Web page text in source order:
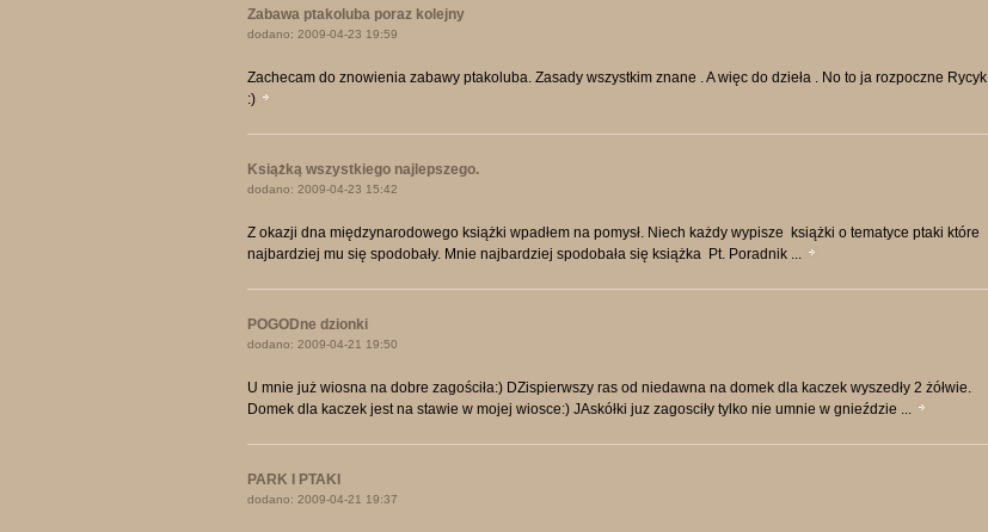
Zabawa ptakoluba poraz kolejny
dodano: 2009-04-23 19:59
Zachecam do znowienia zabawy ptakoluba. Zasady wszystkim znane . A więc do dzieła . No to ja rozpoczne Rycyk
:)
Książką wszystkiego najlepszego.
dodano: 2009-04-23 15:42
Z okazji dna międzynarodowego książki wpadłem na pomysł. Niech każdy wypisze książki o tematyce ptaki które
najbardziej mu się spodobały. Mnie najbardziej spodobała się książka Pt. Poradnik ...
POGODne dzionki
dodano: 2009-04-21 19:50
U mnie już wiosna na dobre zagościła:) DZispierwszy ras od niedawna na domek dla kaczek wyszedły 2 żółwie.
Domek dla kaczek jest na stawie w mojej wiosce:) JAskółki juz zagosciły tylko nie umnie w gnieździe ...
PARK I PTAKI
dodano: 2009-04-21 19:37